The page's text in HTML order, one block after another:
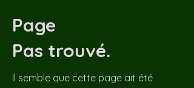
Page
Pas trouvé.
Il semble que cette page ait été